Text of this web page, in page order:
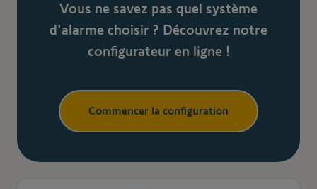
Vous ne savez pas quel système
d'alarme choisir ? Découvrez notre
configurateur en ligne !
Commencer la configuration